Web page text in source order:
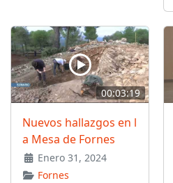
00:03:19
Nuevos hallazgos en l
a Mesa de Fornes
Enero 31, 2024
Fornes